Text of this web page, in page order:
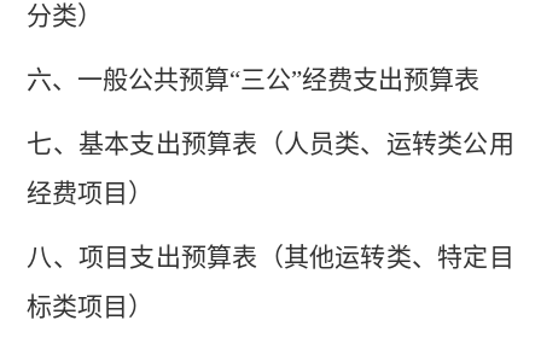
分类）
六、一般公共预算“三公”经费支出预算表
七、 基本支出预算表 （人员类、运转类公用
经费项目）
八、 项目支出预算表（其他运转类、特定目
标类项目）